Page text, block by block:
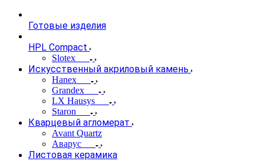
Готовые изделия
HPL Compact
Slotex
Искусственный акриловый камень
Hanex
Grandex
LX Hausys
Staron
Кварцевый агломерат
Avant Quartz
Аварус
Листовая керамика